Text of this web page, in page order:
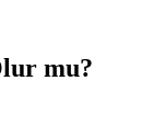
mu?